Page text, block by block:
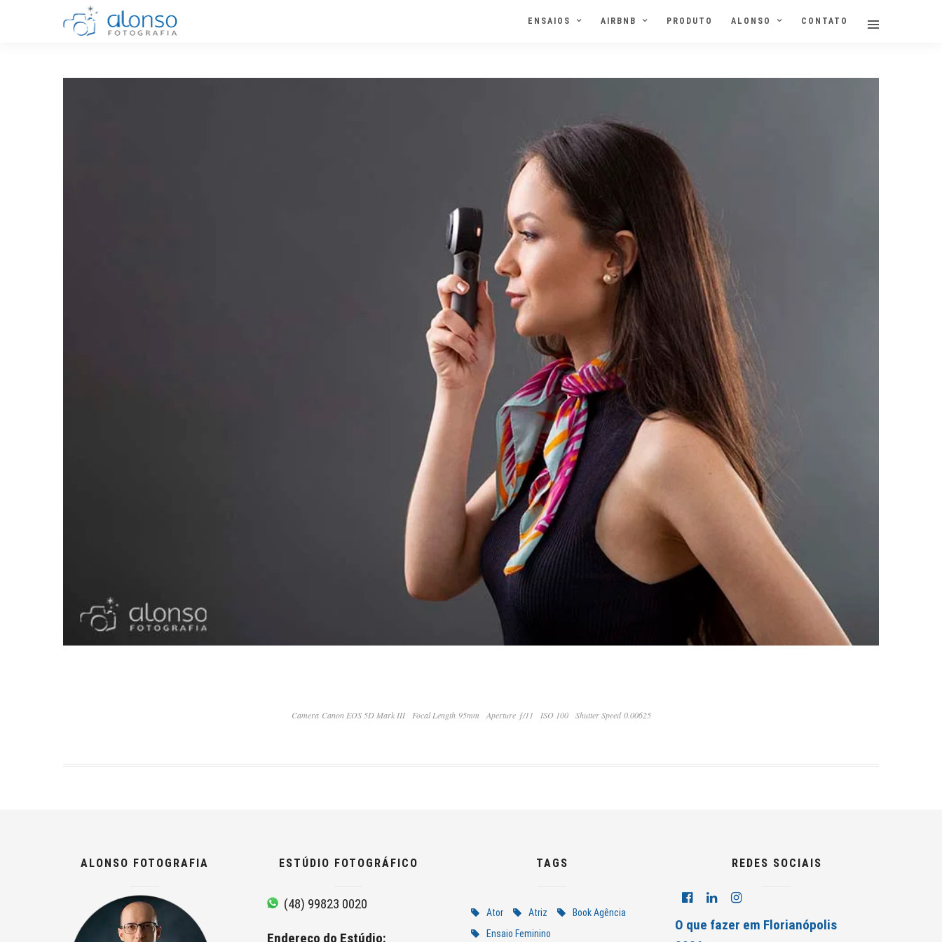
ENSAIOS AIRBNB PRODUTO ALONSO CONTATO
Camera Canon EOS 5D Mark III Focal Length 95mm Aperture ƒ/11 ISO 100 Shutter Speed 0.00625
ALONSO FOTOGRAFIA ESTÚDIO FOTOGRÁFICO
(48) 99823 0020
Endereço do Estúdio:
TAGS
Ator Atriz
Book Agência
Ensaio Feminino
REDES SOCIAIS
O que fazer em Florianópolis